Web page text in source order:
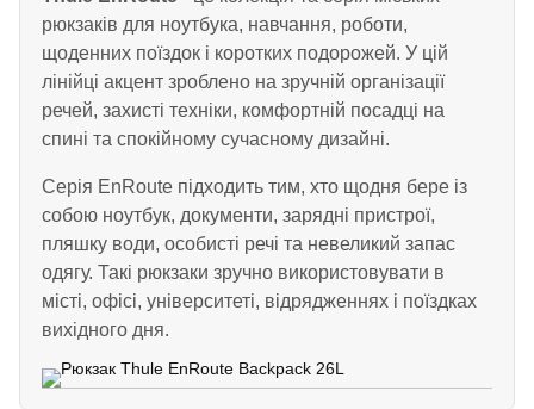
рюкзаків для ноутбука, навчання, роботи,
щоденних поїздок і коротких подорожей. У цій
лінійці акцент зроблено на зручній організації
речей, захисті техніки, комфортній посадці на
спині та спокійному сучасному дизайні.
Серія EnRoute підходить тим, хто щодня бере із
собою ноутбук, документи, зарядні пристрої,
пляшку води, особисті речі та невеликий запас
одягу. Такі рюкзаки зручно використовувати в
місті, офісі, університеті, відрядженнях і поїздках
вихідного дня.